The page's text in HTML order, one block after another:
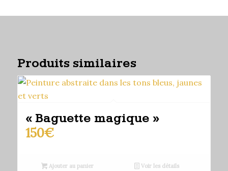
Produits similaires
« Baguette magique »
150€
Ajouter au panier Voir les détails